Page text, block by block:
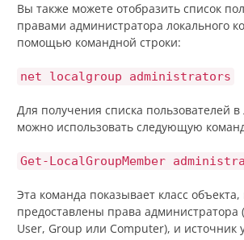
Вы также можете отобразить список
правами администратора локального
помощью командной строки:
net localgroup administrators
Для получения списка пользователей в
можно использовать следующую
Get-LocalGroupMember
Эта команда показывает класс
предоставлены права администратора
User, Group или Computer), и источник